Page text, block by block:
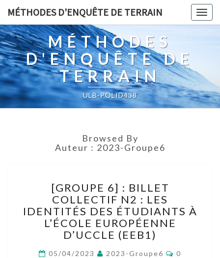
MÉTHODES D'ENQUÊTE DE TERRAIN
MÉTHODES
D'ENQUÊTE DE
TERRAIN
ULB-POLID438
Browsed By
Auteur : 2023-Groupe6
6] :
BILLET
COLLECTIF
N2 :
LES
IDENTITÉS
DES
[GROUPE 6] : BILLET
COLLECTIF N2 : LES
IDENTITÉS DES ÉTUDIANTS À
L’ÉCOLE EUROPÉENNE
D’UCCLE (EEB1)
05/04/2023 2023-Groupe6 Comments
0